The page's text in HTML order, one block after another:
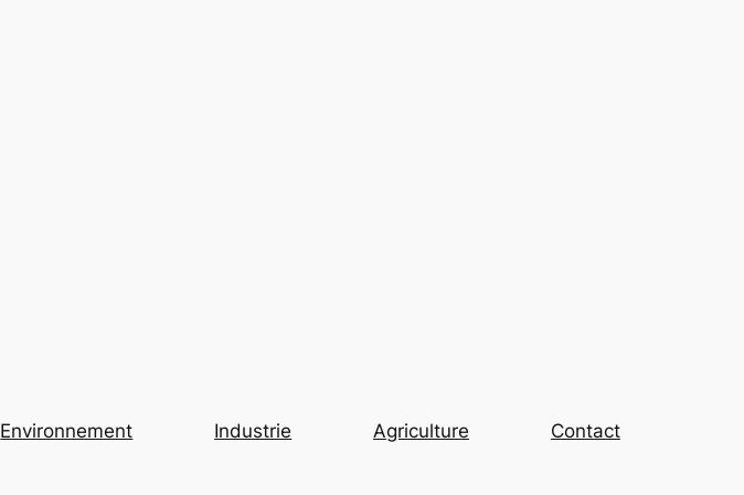
Environnement Industrie Agriculture Contact